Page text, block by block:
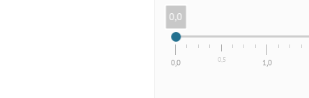
0,0
0,0 0,5 1,0